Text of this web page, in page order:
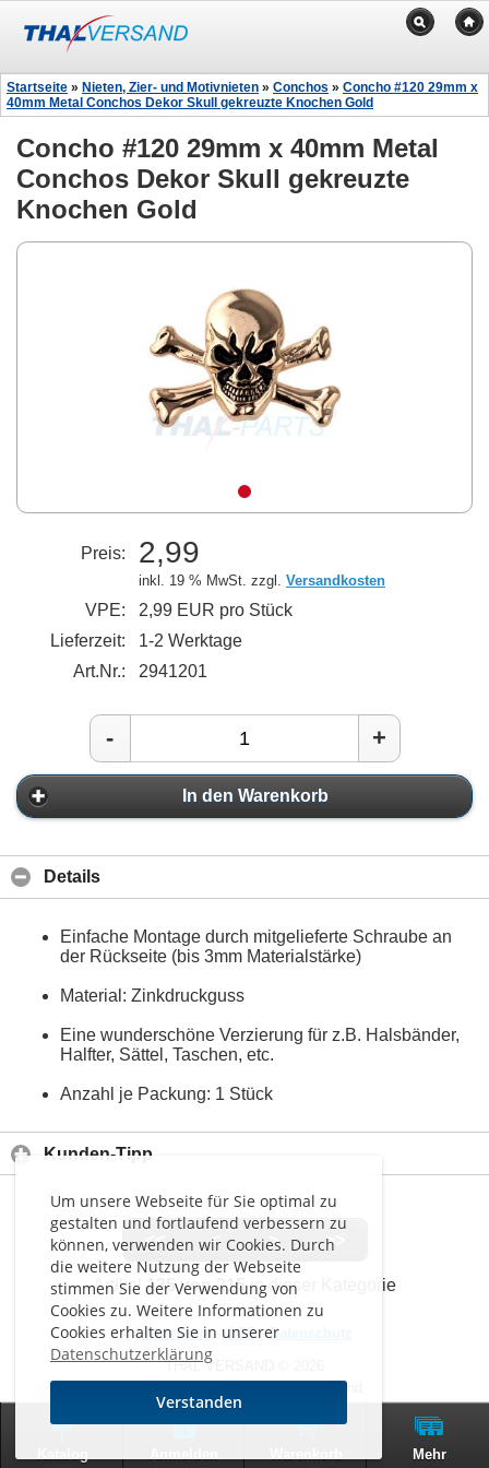
Um unsere Webseite für Sie optimal zu
gestalten und fortlaufend verbessern zu
können, verwenden wir Cookies. Durch
die weitere Nutzung der Webseite
stimmen Sie der Verwendung von
Cookies zu. Weitere Informationen zu
Cookies erhalten Sie in unserer
Datenschutzerklärung
Verstanden
Startseite » Nieten, Zier- und Motivnieten » Conchos » Concho #120 29mm x
40mm Metal Conchos Dekor Skull gekreuzte Knochen Gold
Concho #120 29mm x 40mm Metal
Conchos Dekor Skull gekreuzte
Knochen Gold
Preis: 2,99
inkl. 19 % MwSt. zzgl. Versandkosten
VPE:
2,99 EUR pro Stück
Lieferzeit:
1-2 Werktage
Art.Nr.:
2941201
- +
In den Warenkorb
Details
Einfache Montage durch mitgelieferte Schraube an
der Rückseite (bis 3mm Materialstärke)
Material: Zinkdruckguss
Eine wunderschöne Verzierung für z.B. Halsbänder,
Halfter, Sättel, Taschen, etc.
Anzahl je Packung: 1 Stück
Kunden-Tipp
<< < > >>
Artikel135 von 215in dieser Kategorie
Impressum-AGB-Datenschutz
THAL VERSAND © 2026
Alle Preise inkl. MwSt. zzgl. Versand
Zur klassischen Website
Mehr